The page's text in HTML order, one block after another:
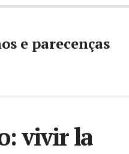
e parecenças
vivir la